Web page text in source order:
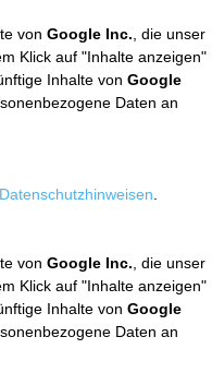
von Google Inc. , die unser
Klick auf "Inhalte anzeigen"
Inhalte von Google
Daten an
Datenschutzhinweisen
von Google Inc. , die unser
Klick auf "Inhalte anzeigen"
Inhalte von Google
Daten an